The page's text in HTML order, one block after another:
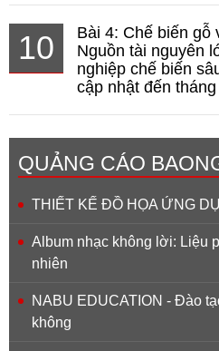
10
Bài 4: Chế biến gỗ
Nguồn tài nguyên
nghiệp chế biến
cập nhật đến
QUẢNG CÁO
THIẾT KẾ ĐỒ HỌA ỨNG
Album nhạc không lời: Liệu
nhiên
NABU EDUCATION - Đào
không